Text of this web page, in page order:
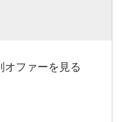
オファーを見る